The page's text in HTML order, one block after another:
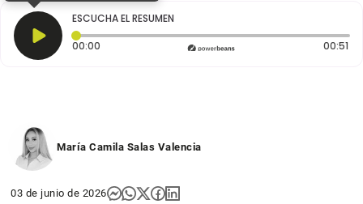
ESCUCHA EL RESUMEN
00:00 Tiempo transcurrido: 0 segundos 00:51
María Camila Salas Valencia
03 de junio de 2026